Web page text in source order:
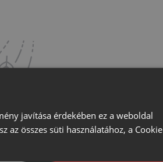
javítása érdekében ez a weboldal
az összes süti használatához, a Cookie